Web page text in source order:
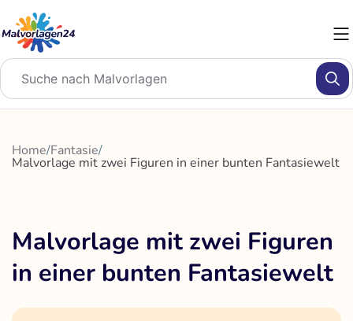
Inhalt
springen
Home/Fantasie/
Malvorlage mit zwei Figuren in einer bunten Fantasiewelt
Malvorlage mit zwei Figuren
in einer bunten Fantasiewelt